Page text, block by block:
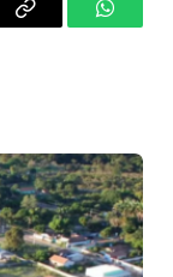
Copy